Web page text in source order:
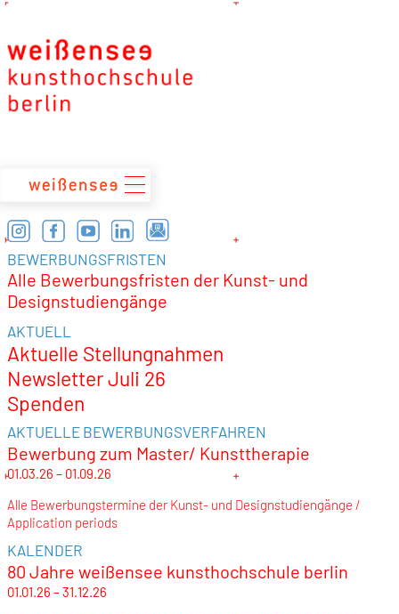
zum
BEWERBUNGSFRISTEN
Alle Bewerbungsfristen der Kunst- und
Designstudiengänge
AKTUELL
Aktuelle Stellungnahmen
Newsletter Juli 26
Spenden
AKTUELLE BEWERBUNGSVERFAHREN
Bewerbung zum Master/ Kunsttherapie
01.03.26 – 01.09.26
Alle Bewerbungstermine der Kunst- und Designstudiengänge /
Application periods
KALENDER
80 Jahre weißensee kunsthochschule berlin
01.01.26 – 31.12.26